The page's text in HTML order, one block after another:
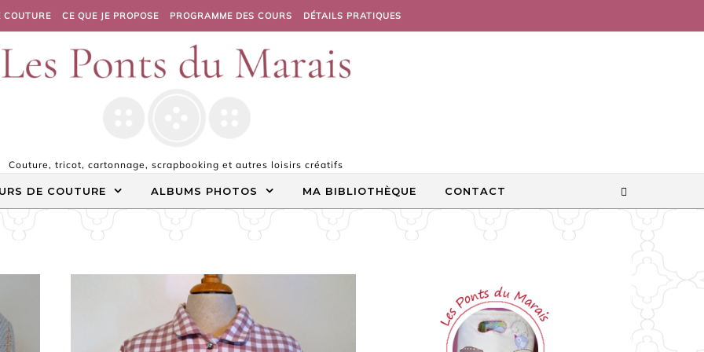
COUTURE CE QUE JE PROPOSE PROGRAMME DES COURS DÉTAILS PRATIQUES
Couture, tricot, cartonnage, scrapbooking et autres loisirs créatifs
DE COUTURE ALBUMS PHOTOS MA BIBLIOTHÈQUE CONTACT